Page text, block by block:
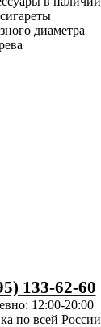
диаметра
133-62-60
12:00-20:00
по всей России